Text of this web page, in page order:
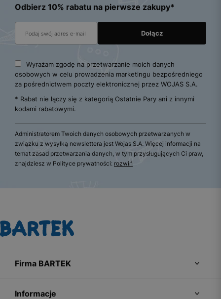
Odbierz 10% rabatu na pierwsze zakupy*
Wyrażam zgodę na przetwarzanie moich danych
osobowych w celu prowadzenia marketingu bezpośredniego
za pośrednictwem poczty elektronicznej przez WOJAS S.A.
* Rabat nie łączy się z kategorią Ostatnie Pary ani z innymi
kodami rabatowymi.
Administratorem Twoich danych osobowych przetwarzanych w
związku z wysyłką newslettera jest Wojas S.A. Więcej informacji na
temat zasad przetwarzania danych, w tym przysługujących Ci praw,
znajdziesz w Polityce prywatności: rozwiń
Firma BARTEK
Informacje